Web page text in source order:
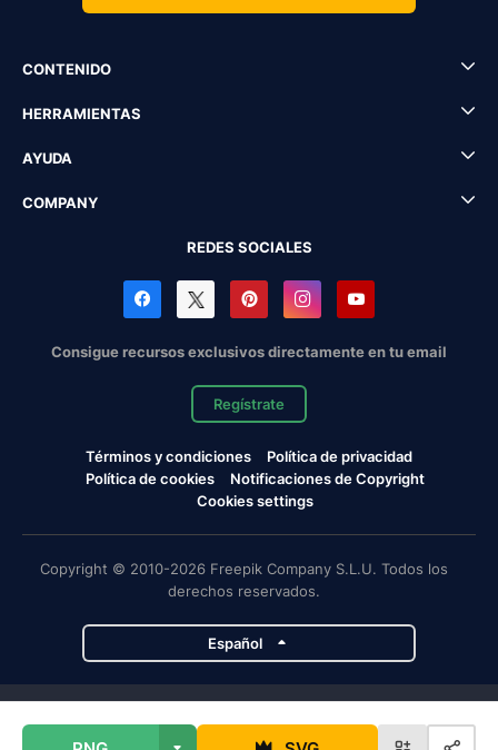
CONTENIDO
HERRAMIENTAS
AYUDA
COMPANY
REDES SOCIALES
Consigue recursos exclusivos directamente en tu email
Regístrate
Términos y condiciones
Política de privacidad
Política de cookies
Notificaciones de Copyright
Cookies settings
Copyright © 2010-2026 Freepik Company S.L.U. Todos los
derechos reservados.
Español